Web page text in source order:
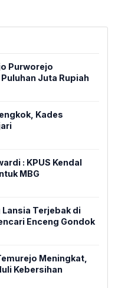
Purworejo
Juta Rupiah
Kades
: KPUS Kendal
MBG
Terjebak di
Enceng Gondok
Meningkat,
Kebersihan